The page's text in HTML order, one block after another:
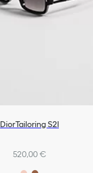
DiorTailoring S2I
520,00 €